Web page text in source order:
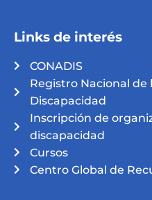
Links de interés
CONADIS
Registro Nacional de
Discapacidad
Inscripción de
discapacidad
Cursos
Centro Global de